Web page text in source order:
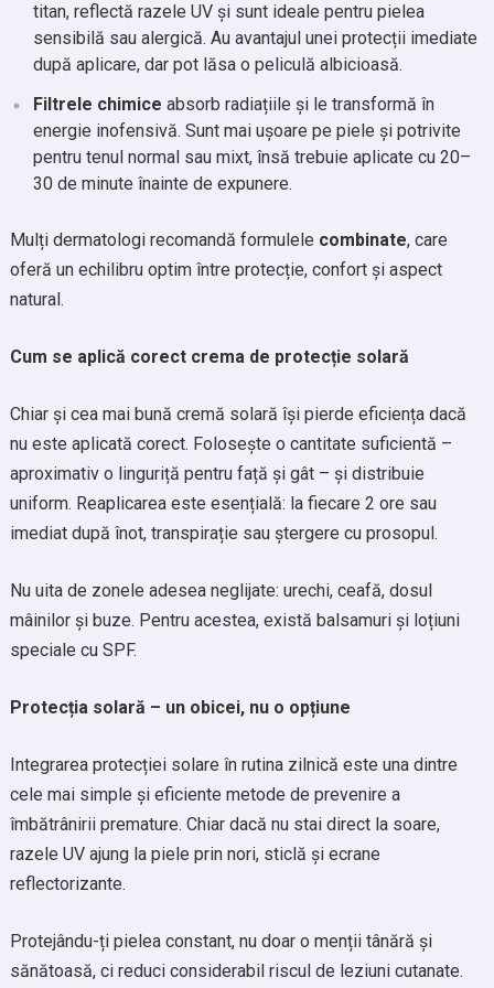
titan, reflectă razele UV și sunt ideale pentru pielea
sensibilă sau alergică. Au avantajul unei protecții imediate
după aplicare, dar pot lăsa o peliculă albicioasă.
Filtrele chimice absorb radiațiile și le transformă în
energie inofensivă. Sunt mai ușoare pe piele și potrivite
pentru tenul normal sau mixt, însă trebuie aplicate cu 20–
30 de minute înainte de expunere.
Mulți dermatologi recomandă formulele combinate, care
oferă un echilibru optim între protecție, confort și aspect
natural.
Cum se aplică corect crema de protecție solară
Chiar și cea mai bună cremă solară își pierde eficiența dacă
nu este aplicată corect. Folosește o cantitate suficientă –
aproximativ o linguriță pentru față și gât – și distribuie
uniform. Reaplicarea este esențială: la fiecare 2 ore sau
imediat după înot, transpirație sau ștergere cu prosopul.
Nu uita de zonele adesea neglijate: urechi, ceafă, dosul
mâinilor și buze. Pentru acestea, există balsamuri și loțiuni
speciale cu SPF.
Protecția solară – un obicei, nu o opțiune
Integrarea protecției solare în rutina zilnică este una dintre
cele mai simple și eficiente metode de prevenire a
îmbătrânirii premature. Chiar dacă nu stai direct la soare,
razele UV ajung la piele prin nori, sticlă și ecrane
reflectorizante.
Protejându-ți pielea constant, nu doar o menții tânără și
sănătoasă, ci reduci considerabil riscul de leziuni cutanate.